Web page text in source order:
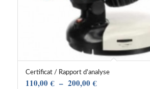
Certificat / Rapport d’analyse
110,00€ – 200,00€Plage